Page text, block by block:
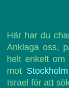
Här har du
Anklaga oss,
helt enkelt om
mot Stockholm
Israel för att